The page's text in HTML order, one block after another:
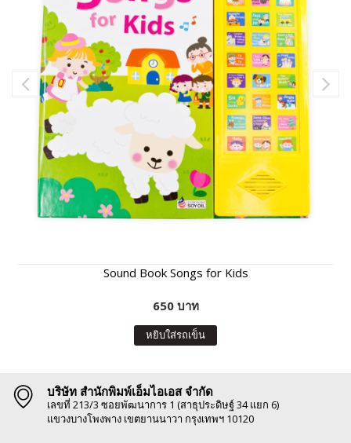
Sound Book Songs for Kids
650 บาท
หยิบใส่รถเข็น
บริษัท สำนักพิมพ์เอ็มไอเอส จำกัด
เลขที่ 213/3 ซอยพัฒนาการ 1 (สาธุประดิษฐ์ 34 แยก 6)
แขวงบางโพงพาง เขตยานนาวา กรุงเทพฯ 10120